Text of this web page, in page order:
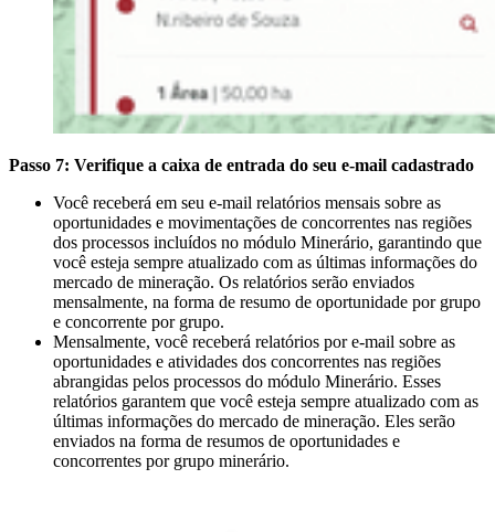
Passo 7: Verifique a caixa de entrada do seu e-mail cadastrado
Você receberá em seu e-mail relatórios mensais sobre as
oportunidades e movimentações de concorrentes nas regiões
dos processos incluídos no módulo Minerário, garantindo que
você esteja sempre atualizado com as últimas informações do
mercado de mineração. Os relatórios serão enviados
mensalmente, na forma de resumo de oportunidade por grupo
e concorrente por grupo.
Mensalmente, você receberá relatórios por e-mail sobre as
oportunidades e atividades dos concorrentes nas regiões
abrangidas pelos processos do módulo Minerário. Esses
relatórios garantem que você esteja sempre atualizado com as
últimas informações do mercado de mineração. Eles serão
enviados na forma de resumos de oportunidades e
concorrentes por grupo minerário.